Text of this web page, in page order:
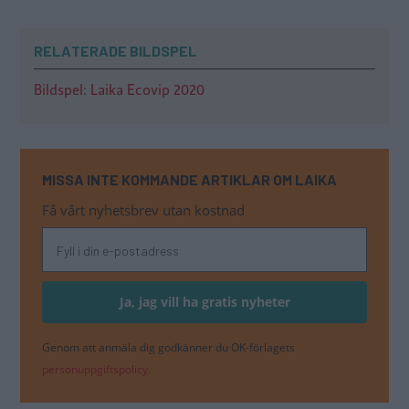
RELATERADE BILDSPEL
Bildspel: Laika Ecovip 2020
MISSA INTE KOMMANDE ARTIKLAR OM LAIKA
Få vårt nyhetsbrev utan kostnad
Genom att anmäla dig godkänner du OK-förlagets
personuppgiftspolicy.